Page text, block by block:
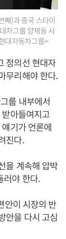
째)과 중국 스타이
차그룹 양재동 사
대자동차그룹>
정의선 현대자
무리해야 한다.
룹 내부에서
아들여지고
기가 언론에
진다.
을 계속해 압박
러야 한다.
안이 시장의 반
안을 다시 고심